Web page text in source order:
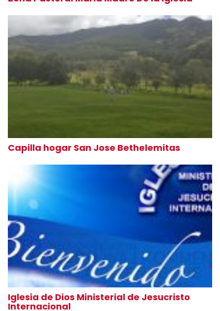
Capilla hogar San Jose Bethelemitas
Iglesia de Dios Ministerial de Jesucristo
Internacional